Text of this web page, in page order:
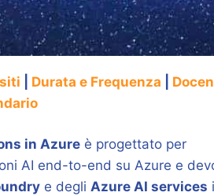
Durata e Frequenza
in Azure è progettato per
AI end-to-end su Azure e
e degli Azure AI services